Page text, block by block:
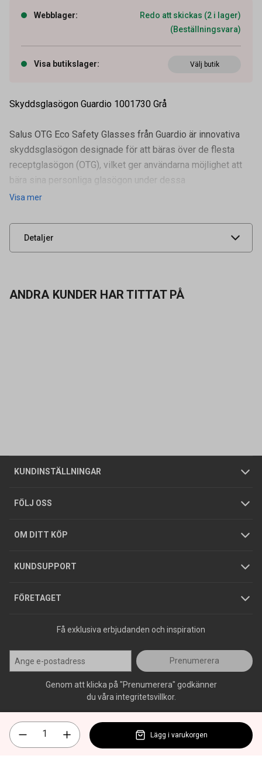
Webblager:
Redo att skickas (2 i lager)
(Beställningsvara)
Visa butikslager: Välj butik
Skyddsglasögon Guardio 1001730 Grå
Salus OTG Eco Safety Glasses från Guardio är innovativa
skyddsglasögon designade för att bäras över de flesta
receptglasögon (OTG), vilket ger användarna möjlighet att
bära sina personliga glasögon under dessa
skyddsglasögon. Tillverkade i biob
Visa mer
Detaljer
Artikelnummer
Leverantörens
UNSPSC 47131800
ANDRA KUNDER HAR TITTAT PÅ
KUNDINSTÄLLNINGAR
Företagskund / Privatkund
FÖLJ OSS
OM DITT KÖP
Allmänna försäljningsvillkor
Integritetspolicy
GDPR
KUNDSUPPORT
Butiker
Foldrar och kataloger
Köpguider
Varumärken
FÖRETAGET
Om oss
Tjänster
Hållbarhet
Jobba hos oss
Press
Få exklusiva erbjudanden och inspiration
Prenumerera
Genom att klicka på "Prenumerera" godkänner
du våra integritetsvillkor.
Lägg i varukorgen